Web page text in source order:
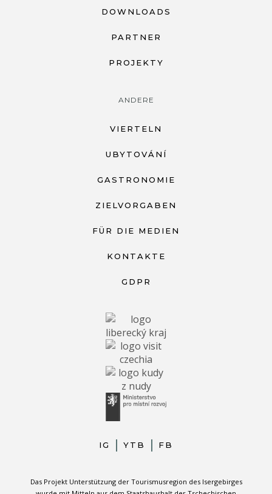
DOWNLOADS
PARTNER
PROJEKTY
ANDERE
VIERTELN
UBYTOVÁNÍ
GASTRONOMIE
ZIELVORGABEN
FÜR DIE MEDIEN
KONTAKTE
GDPR
IG YTB FB
Das Projekt Unterstützung der Tourismusregion des Isergebirges